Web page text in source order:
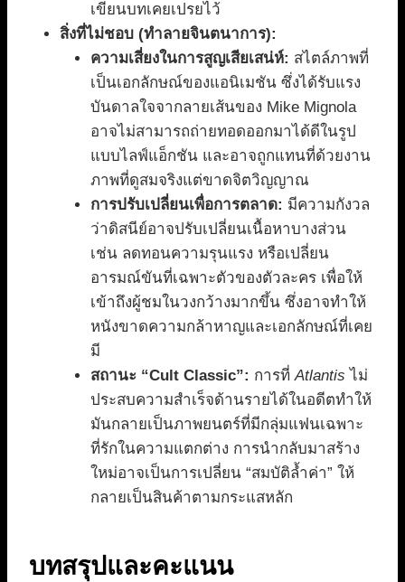
เขียนบทเคยเปรยไว้
สิ่งที่ไม่ชอบ (ทำลายจินตนาการ):
ความเสี่ยงในการสูญเสียเสน่ห์: สไตล์ภาพที่
เป็นเอกลักษณ์ของแอนิเมชัน ซึ่งได้รับแรง
บันดาลใจจากลายเส้นของ Mike Mignola
อาจไม่สามารถถ่ายทอดออกมาได้ดีในรูป
แบบไลฟ์แอ็กชัน และอาจถูกแทนที่ด้วยงาน
ภาพที่ดูสมจริงแต่ขาดจิตวิญญาณ
การปรับเปลี่ยนเพื่อการตลาด: มีความกังวล
ว่าดิสนีย์อาจปรับเปลี่ยนเนื้อหาบางส่วน
เช่น ลดทอนความรุนแรง หรือเปลี่ยน
อารมณ์ขันที่เฉพาะตัวของตัวละคร เพื่อให้
เข้าถึงผู้ชมในวงกว้างมากขึ้น ซึ่งอาจทำให้
หนังขาดความกล้าหาญและเอกลักษณ์ที่เคย
มี
สถานะ “Cult Classic”: การที่Atlantis ไม่
ประสบความสำเร็จด้านรายได้ในอดีตทำให้
มันกลายเป็นภาพยนตร์ที่มีกลุ่มแฟนเฉพาะ
ที่รักในความแตกต่าง การนำกลับมาสร้าง
ใหม่อาจเป็นการเปลี่ยน “สมบัติล้ำค่า” ให้
กลายเป็นสินค้าตามกระแสหลัก
บทสรุปและคะแนน